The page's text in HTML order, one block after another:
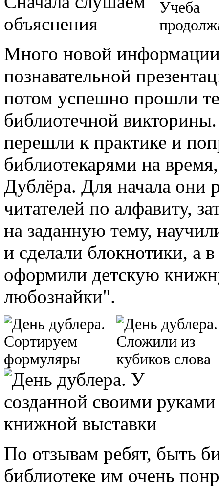
Много новой
познавательной
потом успешно прошли
библиотечной
перешли к практике и
библиотекарями на
Дублёра. Для начала они
читателей по алфавиту,
на заданную тему,
и сделали блокнотики, а
оформили детскую
любознайки".
По отзывам ребят, быть
библиотеке им очень